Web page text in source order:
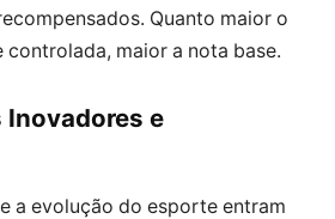
Quanto maior o
maior a nota base.
e
a evolução do esporte entram